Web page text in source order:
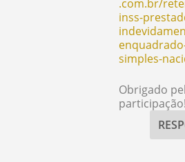
.com.br/
inss-
simples-
Obrigado
participação!